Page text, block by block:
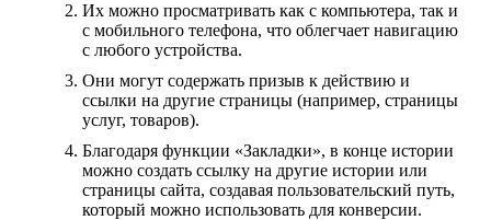
Их можно просматривать как с компьютера, так и
с мобильного телефона, что облегчает навигацию
с любого устройства.
Они могут содержать призыв к действию и
ссылки на другие страницы (например, страницы
услуг, товаров).
Благодаря функции «Закладки», в конце истории
можно создать ссылку на другие истории или
страницы сайта, создавая пользовательский путь,
который можно использовать для конверсии.